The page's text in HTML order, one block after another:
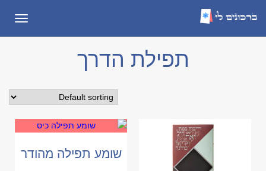
תפילת הדרך
שומע תפילה מהודר